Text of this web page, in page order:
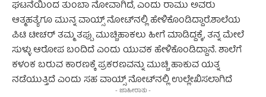
ಘಟನೆಯಿಂದ ತುಂಬಾ ನೋವಾಗಿದೆ, ಎಂದು ರಾಮು ಅವರು
ಆತ್ಮಹತ್ಯೆಗೂ ಮುನ್ನ ವಾಯ್ಸ್ ನೋಟ್‌ನಲ್ಲಿ ಹೇಳಿಕೊಂಡಿದ್ದಾರೆ.ಶಾಲೆಯ
ಪಿಟಿ ಟೀಚರ್ ತಮ್ಮ ತಪ್ಪು ಮುಚ್ಚಿಹಾಕಲು ಹೀಗೆ ಮಾಡಿದ್ದಕ್ಕೆ, ತನ್ನ ಮೇಲೆ
ಸುಳ್ಳು ಆರೋಪ ಬಂದಿದೆ ಎಂದು ಯುವಕ ಹೇಳಿಕೊಂಡಿದ್ದಾನೆ. ಶಾಲೆಗೆ
ಕಳಂಕ ಬರುವ ಕಾರಣಕ್ಕೆ ಪ್ರಕರಣವನ್ನು ಮುಚ್ಚಿ ಹಾಕುವ ಯತ್ನ
ನಡೆಯುತ್ತಿದೆ ಎಂದು ಸಹ ವಾಯ್ಸ್‌ ನೋಟ್‌ನಲ್ಲಿ ಉಲ್ಲೇಖಿಸಲಾಗಿದೆ
- ಜಾಹೀರಾತು -